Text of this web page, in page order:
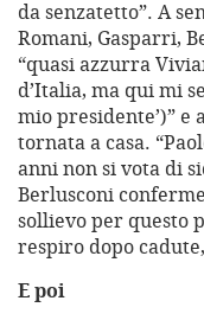
da senzatetto”. A
Romani, Gasparri,
“quasi azzurra
d’Italia, ma qui mi
mio presidente’)” e
tornata a casa.
anni non si vota di
Berlusconi
sollievo per questo
respiro dopo
E poi